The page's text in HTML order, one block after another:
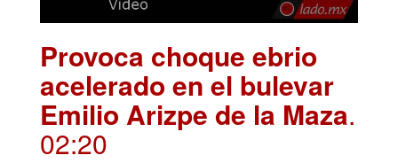
Provoca choque ebrio
acelerado en el bulevar
Emilio Arizpe de la Maza.
02:20